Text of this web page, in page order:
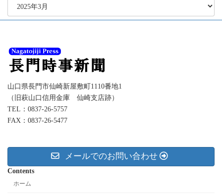
イ
山口県長門市仙崎新屋敷町1110番地1
（旧萩山口信用金庫 仙崎支店跡）
TEL：0837-26-5757
FAX：0837-26-5477
メールでのお問い合わせ
Contents
ホーム